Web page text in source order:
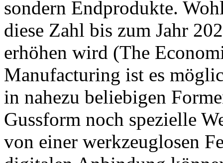
sondern Endprodukte.
diese Zahl bis zum Jahr
erhöhen wird (The
Manufacturing ist es
in nahezu beliebigen
Gussform noch spezielle
von einer werkzeuglosen